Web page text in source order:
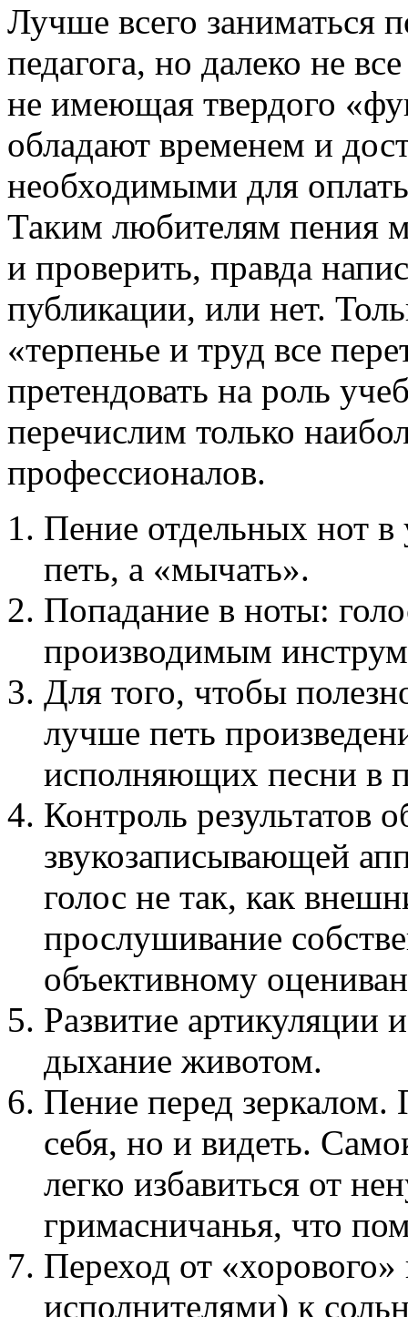
Лучше всего заниматься
педагога, но далеко не
не имеющая твердого
обладают временем и
необходимыми для
Таким любителям пения
и проверить, правда
публикации, или нет.
«терпенье и труд все
претендовать на роль
перечислим только
профессионалов.
Пение отдельных нот
петь, а «мычать».
Попадание в ноты:
производимым
Для того, чтобы
лучше петь
исполняющих песни в
Контроль результатов
звукозаписывающей
голос не так, как
прослушивание
объективному
Развитие артикуляции
дыхание животом.
Пение перед зеркалом.
себя, но и видеть.
легко избавиться от
гримасничанья, что
Переход от
исполнителями) к